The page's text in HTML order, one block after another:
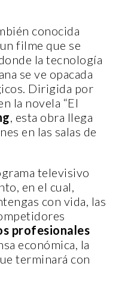
conocida
filme que se
la tecnología
se ve opacada
Dirigida por
la novela “El
, esta obra llega
en las salas de
televisivo
en el cual,
con vida, las
profesionales
económica, la
terminará con